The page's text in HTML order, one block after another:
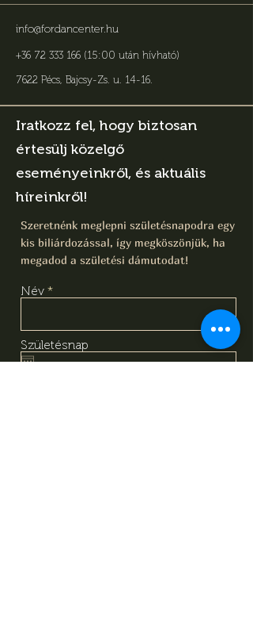
info@fordancenter.hu
+36 72 333 166 (15:00 után hívható)
7622 Pécs, Bajcsy-Zs. u. 14-16.
Iratkozz fel, hogy biztosan
értesülj közelgő
eseményeinkről, és aktuális
híreinkről!
Szeretnénk meglepni születésnapodra egy
kis biliárdozással, így megköszönjük, ha
megadod a születési dámutodat!
Név
Születésnap